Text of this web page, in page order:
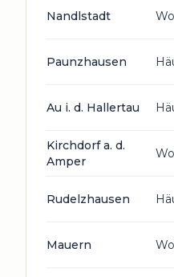
Nandlstadt
Paunzhausen
Au i. d. Hallertau
Kirchdorf a. d.
Amper
Rudelzhausen
Mauern